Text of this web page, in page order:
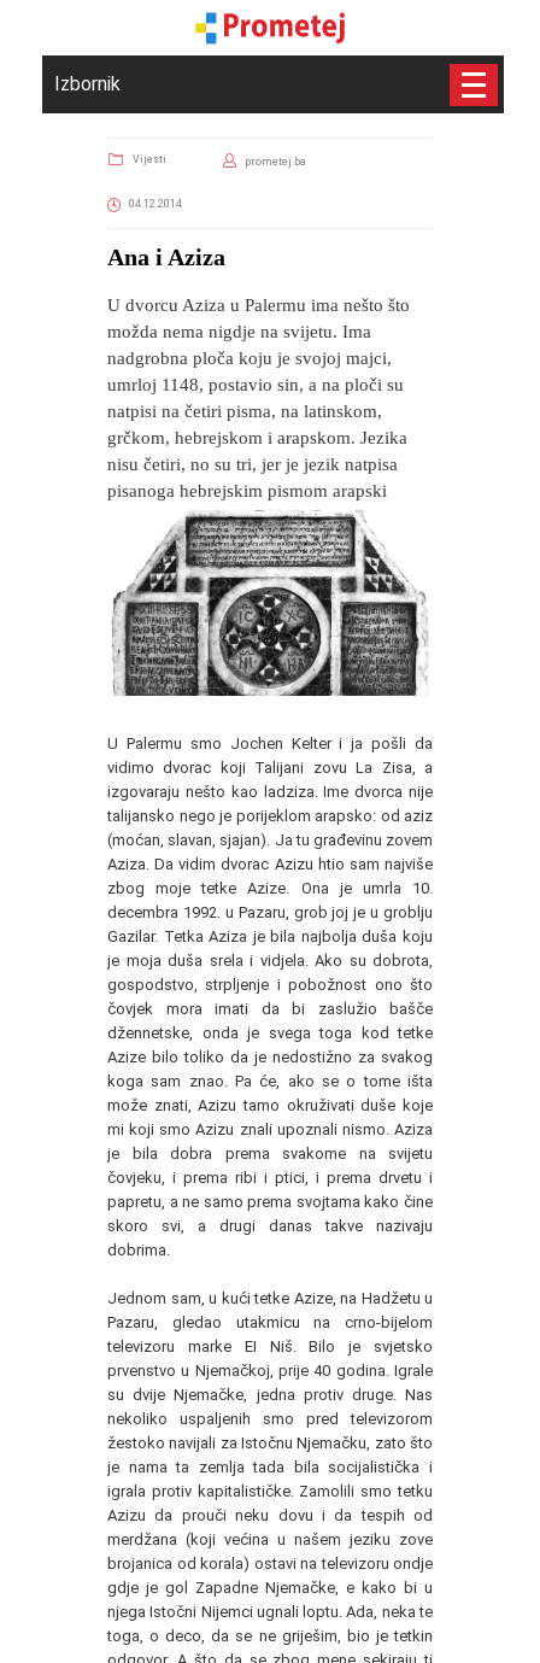
Izbornik
Vijesti prometej.ba
04.12.2014
Ana i Aziza
U dvorcu Aziza u Palermu ima nešto što
možda nema nigdje na svijetu. Ima
nadgrobna ploča koju je svojoj majci,
umrloj 1148, postavio sin, a na ploči su
natpisi na četiri pisma, na latinskom,
grčkom, hebrejskom i arapskom. Jezika
nisu četiri, no su tri, jer je jezik natpisa
pisanoga hebrejskim pismom arapski
U Palermu smo Jochen Kelter i ja pošli da
vidimo dvorac koji Talijani zovu La Zisa, a
izgovaraju nešto kao ladziza. Ime dvorca nije
talijansko nego je porijeklom arapsko: od aziz
(moćan, slavan, sjajan). Ja tu građevinu zovem
Aziza. Da vidim dvorac Azizu htio sam najviše
zbog moje tetke Azize. Ona je umrla 10.
decembra 1992. u Pazaru, grob joj je u groblju
Gazilar. Tetka Aziza je bila najbolja duša koju
je moja duša srela i vidjela. Ako su dobrota,
gospodstvo, strpljenje i pobožnost ono što
čovjek mora imati da bi zaslužio bašče
džennetske, onda je svega toga kod tetke
Azize bilo toliko da je nedostižno za svakog
koga sam znao. Pa će, ako se o tome išta
može znati, Azizu tamo okruživati duše koje
mi koji smo Azizu znali upoznali nismo. Aziza
je bila dobra prema svakome na svijetu
čovjeku, i prema ribi i ptici, i prema drvetu i
papretu, a ne samo prema svojtama kako čine
skoro svi, a drugi danas takve nazivaju
dobrima.
Jednom sam, u kući tetke Azize, na Hadžetu u
Pazaru, gledao utakmicu na crno-bijelom
televizoru marke EI Niš. Bilo je svjetsko
prvenstvo u Njemačkoj, prije 40 godina. Igrale
su dvije Njemačke, jedna protiv druge. Nas
nekoliko uspaljenih smo pred televizorom
žestoko navijali za Istočnu Njemačku, zato što
je nama ta zemlja tada bila socijalistička i
igrala protiv kapitalističke. Zamolili smo tetku
Azizu da prouči neku dovu i da tespih od
merdžana (koji većina u našem jeziku zove
brojanica od korala) ostavi na televizoru ondje
gdje je gol Zapadne Njemačke, e kako bi u
njega Istočni Nijemci ugnali loptu. Ada, neka te
toga, o deco, da se ne griješim, bio je tetkin